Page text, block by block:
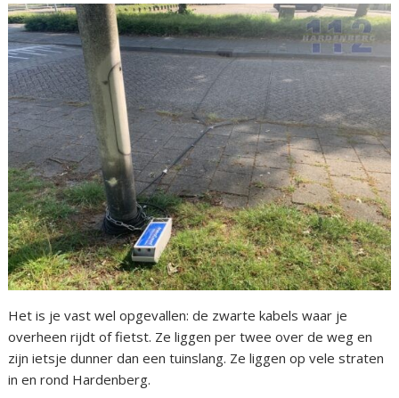
Het is je vast wel opgevallen: de zwarte kabels waar je
overheen rijdt of fietst. Ze liggen per twee over de weg en
zijn ietsje dunner dan een tuinslang. Ze liggen op vele straten
in en rond Hardenberg.